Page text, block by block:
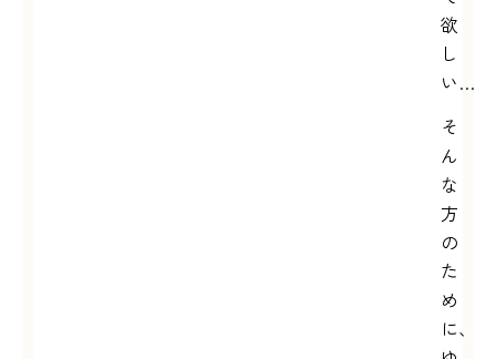
欲
し
い…
そ
ん
な
方
の
た
め
に、